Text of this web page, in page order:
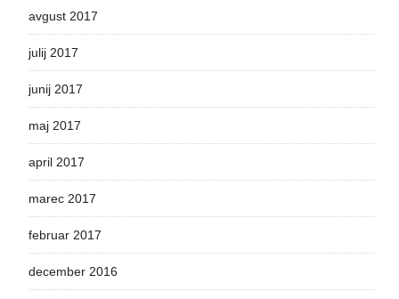
avgust 2017
julij 2017
junij 2017
maj 2017
april 2017
marec 2017
februar 2017
december 2016